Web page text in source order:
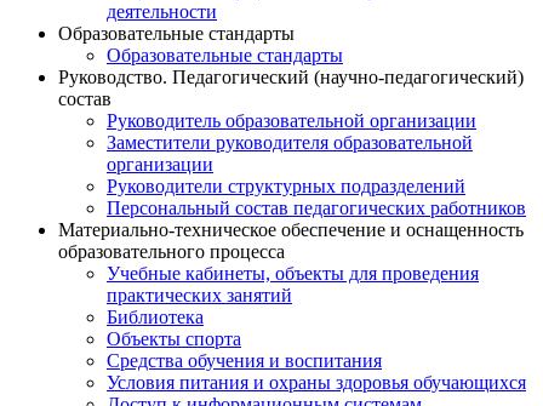
деятельности
Образовательные стандарты
Образовательные стандарты
Руководство. Педагогический (научно-педагогический)
состав
Руководитель образовательной организации
Заместители руководителя образовательной
организации
Руководители структурных подразделений
Персональный состав педагогических работников
Материально-техническое обеспечение и оснащенность
образовательного процесса
Учебные кабинеты, объекты для проведения
практических занятий
Библиотека
Объекты спорта
Средства обучения и воспитания
Условия питания и охраны здоровья обучающихся